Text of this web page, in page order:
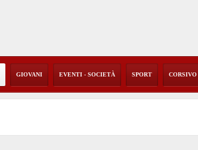
GIOVANI EVENTI - SOCIETÀ SPORT CORSIVO